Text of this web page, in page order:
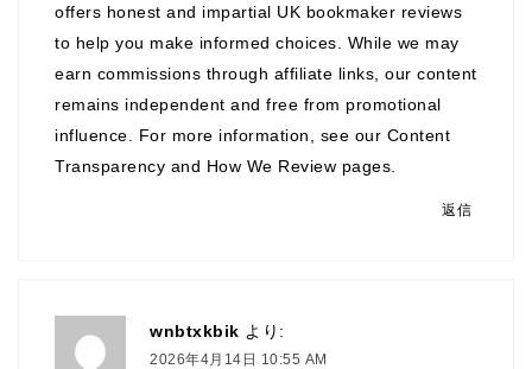
offers honest and impartial UK bookmaker reviews
to help you make informed choices. While we may
earn commissions through affiliate links, our content
remains independent and free from promotional
influence. For more information, see our Content
Transparency and How We Review pages.
返信
wnbtxkbik より:
2026年4月14日 10:55 AM